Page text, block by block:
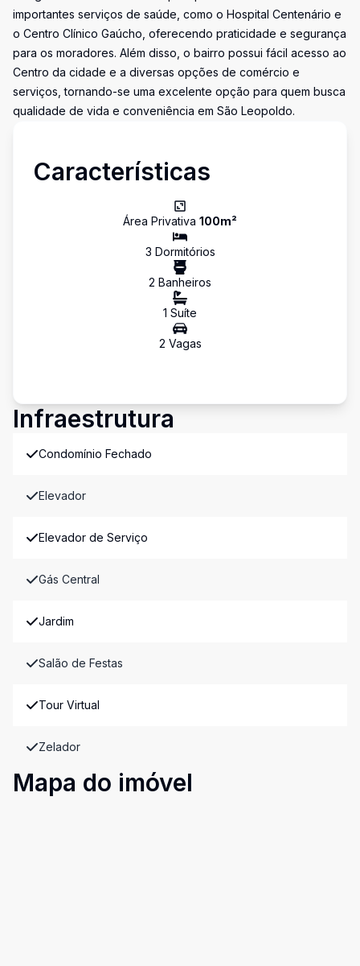
importantes serviços de saúde, como o Hospital Centenário e
o Centro Clínico Gaúcho, oferecendo praticidade e segurança
para os moradores. Além disso, o bairro possui fácil acesso ao
Centro da cidade e a diversas opções de comércio e
serviços, tornando-se uma excelente opção para quem busca
qualidade de vida e conveniência em São Leopoldo.
Características
Área Privativa 100m²
3 Dormitórios
2 Banheiros
1 Suíte
2 Vagas
Infraestrutura
Condomínio Fechado
Elevador
Elevador de Serviço
Gás Central
Jardim
Salão de Festas
Tour Virtual
Zelador
Mapa do imóvel